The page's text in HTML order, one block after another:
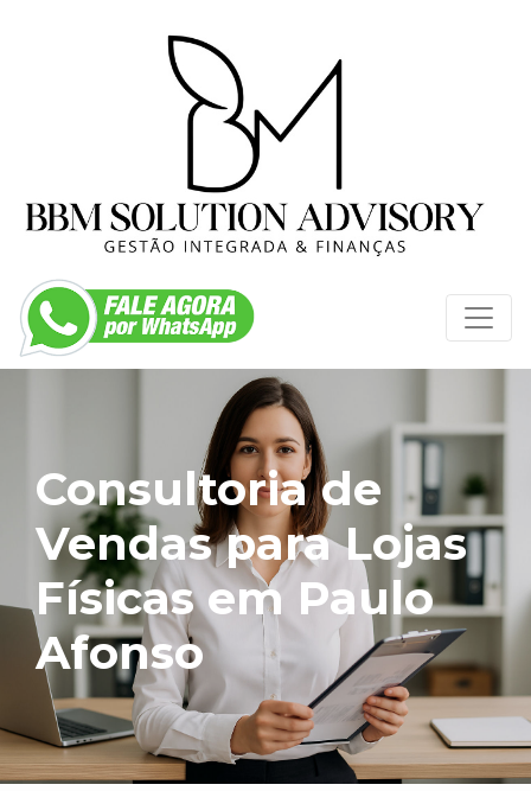
Consultoria de
Vendas para Lojas
Físicas em Paulo
Afonso